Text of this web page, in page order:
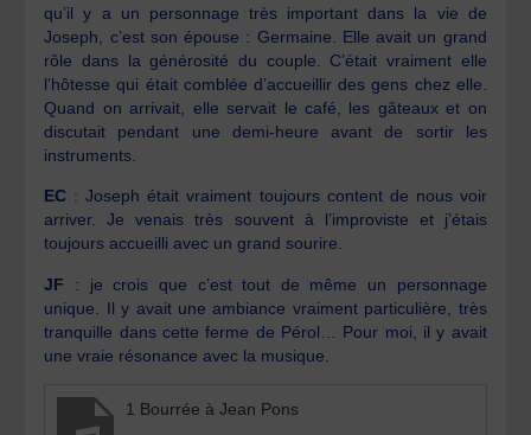
qu’il y a un personnage très important dans la vie de
Joseph, c’est son épouse : Germaine. Elle avait un grand
rôle dans la générosité du couple. C’était vraiment elle
l’hôtesse qui était comblée d’accueillir des gens chez elle.
Quand on arrivait, elle servait le café, les gâteaux et on
discutait pendant une demi-heure avant de sortir les
instruments.
EC : Joseph était vraiment toujours content de nous voir
arriver. Je venais très souvent à l’improviste et j’étais
toujours accueilli avec un grand sourire.
JF : je crois que c’est tout de même un personnage
unique. Il y avait une ambiance vraiment particulière, très
tranquille dans cette ferme de Pérol… Pour moi, il y avait
une vraie résonance avec la musique.
1 Bourrée à Jean Pons